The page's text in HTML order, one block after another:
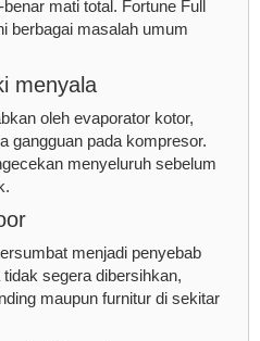
mati total. Fortune Full
berbagai masalah umum
menyala
oleh evaporator kotor,
gangguan pada kompresor.
menyeluruh sebelum
menjadi penyebab
segera dibersihkan,
maupun furnitur di sekitar